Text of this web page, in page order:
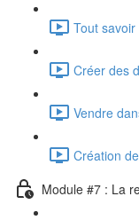
Tout
Créer des
Vendre
Création
Module #7 : La